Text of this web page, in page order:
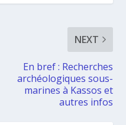
NEXT
En bref : Recherches
archéologiques sous-
marines à Kassos et
autres infos